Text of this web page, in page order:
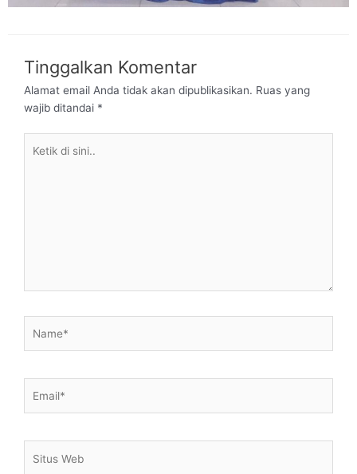
Tinggalkan Komentar
Alamat email Anda tidak akan dipublikasikan. Ruas yang
wajib ditandai *
Web